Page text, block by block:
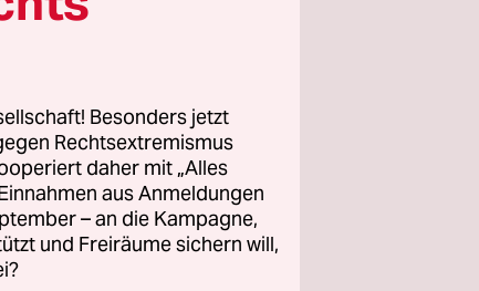
und
mit
in die
Besonders jetzt
Rechtsextremismus
daher mit „Alles
aus Anmeldungen
– an die Kampagne,
und Freiräume sichern will,